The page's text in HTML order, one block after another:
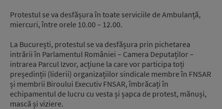
Protestul se va desfășura în toate serviciile de Ambulanță,
miercuri, între orele 10.00 – 12.00.
La București, protestul se va desfășura prin pichetarea
intrării în Parlamentul României – Camera Deputaților –
intrarea Parcul Izvor, acțiune la care vor participa toți
președinții (liderii) organizațiilor sindicale membre în FNSAR
și membrii Biroului Executiv FNSAR, îmbrăcați în
echipamentul de lucru cu vesta și șapca de protest, mănuși,
mască și viziere.